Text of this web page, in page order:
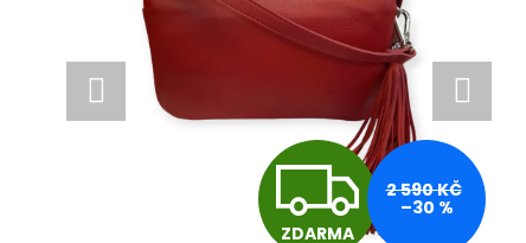
Z
ZDARMA
2 590 KČ
–30 %
Doporučujeme